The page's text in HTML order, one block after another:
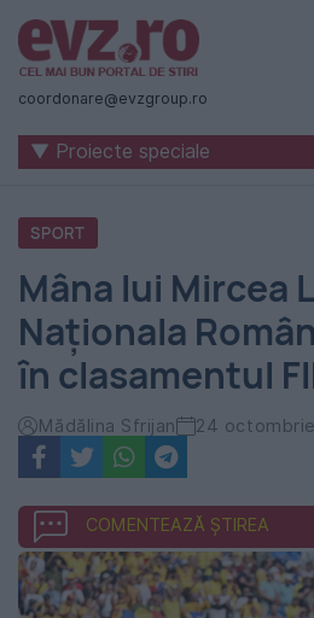
Știri
naționale
internaționale
România
-
Evenimentul
Zilei
coordonare@evzgroup.ro
▼ Proiecte speciale
SPORT
Mâna lui Mircea
Naționala
în clasamentul
Mădălina Sfrijan 24
COMENTEAZĂ ȘTIREA